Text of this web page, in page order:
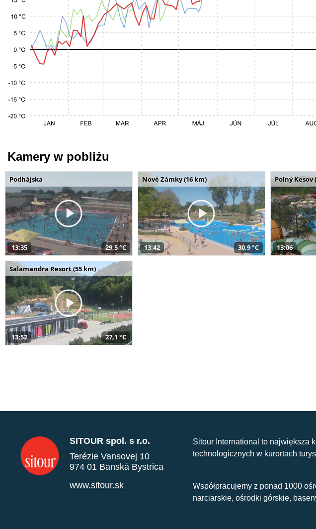
Kamery w pobliżu
Podhájska
13:35 29,5 °C
Nové Zámky (16 km)
13:42 30,9 °C
Poľný Kesov
13:06
Salamandra Resort (55 km)
13:52 27,1 °C
SITOUR spol. s r.o.
Terézie Vansovej 10
974 01 Banská Bystrica
www.sitour.sk
Sitour International to największa
technologicznych w kurortach
Współpracujemy z ponad 1000
narciarskie, ośrodki górskie,